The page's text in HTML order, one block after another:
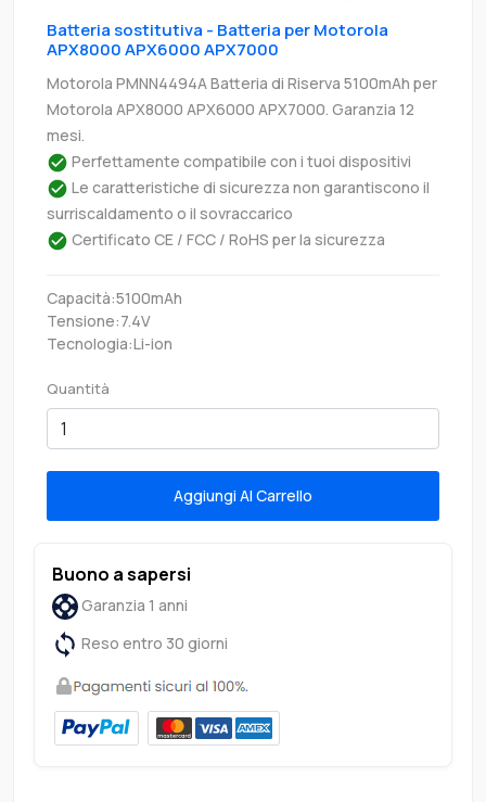
Batteria sostitutiva - Batteria per Motorola
APX8000 APX6000 APX7000
Motorola PMNN4494A Batteria di Riserva 5100mAh per
Motorola APX8000 APX6000 APX7000. Garanzia 12
mesi.
Perfettamente compatibile con i tuoi dispositivi
Le caratteristiche di sicurezza non garantiscono il
surriscaldamento o il sovraccarico
Certificato CE / FCC / RoHS per la sicurezza
Capacità:5100mAh
Tensione:7.4V
Tecnologia:Li-ion
Quantità
Aggiungi Al Carrello
Buono a sapersi
Garanzia 1 anni
Reso entro 30 giorni